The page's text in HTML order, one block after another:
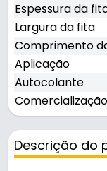
Espessura da
Largura da fita
Comprimento
Aplicação
Autocolante
Comercialização
Descrição do